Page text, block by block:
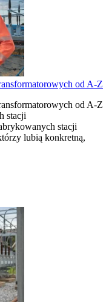
od A-Z
od A-Z
stacji
stacji
lubią konkretną,